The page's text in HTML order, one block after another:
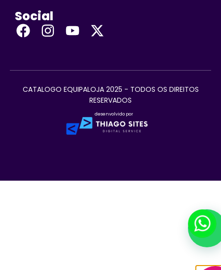
Social
CATALOGO EQUIPALOJA 2025 - TODOS OS DIREITOS
RESERVADOS
desenvolvido por